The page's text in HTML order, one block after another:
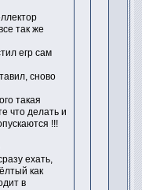
так же
егр сам
сново
такая
что делать и
!!!
ехать,
как
в